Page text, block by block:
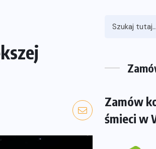
Zamów
śmieci w